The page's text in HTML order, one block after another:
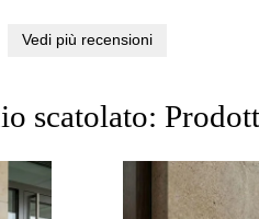
Vedi più recensioni
scatolato: